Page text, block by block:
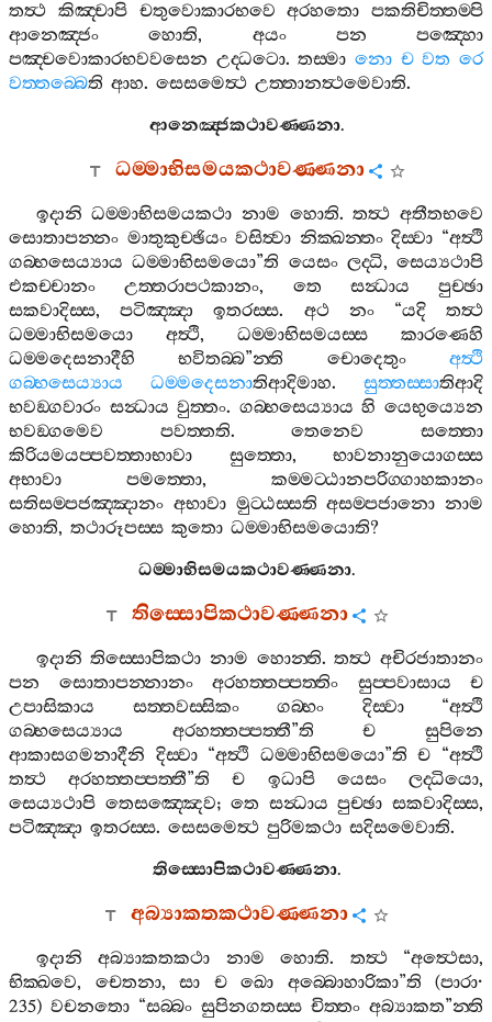
තත්‍ථ කිඤ‍්චාපි චතුවොකාරභවෙ අරහතො පකතිචිත‍්තම‍්පි
ආනෙඤ‍්ජං
හොති, අයං පන
පඤ‍්හො
පඤ‍්චවොකාරභවවසෙන උද‍්ධටො.තස‍්මා නො ච වත රෙ
වත‍්තබ‍්බෙති ආහ. සෙසමෙත්‍ථ උත‍්තානත්‍ථමෙවාති.
ආනෙඤ‍්ජකථාවණ‍්ණනා.
ධම‍්මාභිසමයකථාවණ‍්ණනා
ඉදානි ධම‍්මාභිසමයකථා නාම හොති.තත්‍ථ අතීතභවෙ
සොතාපන‍්නං මාතුකුච‍්ඡියං වසිත්‍වා නික‍්ඛන‍්තං දිස‍්වා “අත්‍ථි
ගබ‍්භසෙය්‍යාය ධම‍්මාභිසමයො”ති යෙසං ලද‍්ධි, සෙය්‍යථාපි
එකච‍්චානං
උත‍්තරාපථකානං, තෙ සන්‍ධාය
පුච‍්ඡා
සකවාදිස‍්ස,පටිඤ‍්ඤා ඉතරස‍්ස. අථ නං“යදි
තත්‍ථ
ධම‍්මාභිසමයො
අත්‍ථි, ධම‍්මාභිසමයස‍්ස
කාරණෙහි
ධම‍්මදෙසනාදීහි
භවිතබ‍්බ”න‍්ති චොදෙතුං
අත්‍ථි
ගබ‍්භසෙය්‍යාය
ධම‍්මදෙසනාතිආදිමාහ. සුත‍්තස‍්සාතිආදි
භවඞ‍්ගවාරං සන්‍ධාය වුත‍්තං. ගබ‍්භසෙය්‍යාය හි යෙභුය්‍යෙන
භවඞ‍්ගමෙව
පවත‍්තති.තෙනෙව
සත‍්තො
කිරියමයප‍්පවත‍්තාභාවා
සුත‍්තො, භාවනානුයොගස‍්ස
අභාවා
පමත‍්තො, කම‍්මට‍්ඨානපරිග‍්ගාහකානං
සතිසම‍්පජඤ‍්ඤානං අභාවා මුට‍්ඨස‍්සති අසම‍්පජානො නාම
හොති, තථාරූපස‍්ස කුතො ධම‍්මාභිසමයොති?
ධම‍්මාභිසමයකථාවණ‍්ණනා.
තිස‍්සොපිකථාවණ‍්ණනා
ඉදානි තිස‍්සොපිකථා නාම හොන‍්ති.තත්‍ථ අචිරජාතානං
පන
සොතාපන‍්නානං අරහත‍්තප‍්පත‍්තිං සුප‍්පවාසාය
ච
උපාසිකාය
සත‍්තවස‍්සිකං ගබ‍්භං දිස‍්වා“අත්‍ථි
ගබ‍්භසෙය්‍යාය
අරහත‍්තප‍්පත‍්තී”ති ච
සුපිනෙ
ආකාසගමනාදීනි දිස‍්වා“අත්‍ථි ධම‍්මාභිසමයො”ති ච “අත්‍ථි
තත්‍ථ
අරහත‍්තප‍්පත‍්තී”ති ච ඉධාපි යෙසං ලද‍්ධියො,
සෙය්‍යථාපි තෙසඤ‍්ඤෙව;තෙ සන්‍ධාය පුච‍්ඡා සකවාදිස‍්ස,
පටිඤ‍්ඤා ඉතරස‍්ස. සෙසමෙත්‍ථ පුරිමකථා සදිසමෙවාති.
තිස‍්සොපිකථාවණ‍්ණනා.
අබ්‍යාකතකථාවණ‍්ණනා
ඉදානි අබ්‍යාකතකථා නාම හොති. තත්‍ථ“අත්‍ථෙසා,
භික‍්ඛවෙ, චෙතනා, සා ච ඛො අබ‍්බොහාරිකා”ති (පාරා·
235) වචනතො “සබ‍්බං සුපිනගතස‍්ස චිත‍්තං අබ්‍යාකත”න‍්ති